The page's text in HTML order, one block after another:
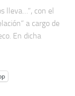
lleva…”, con el
a cargo de
En dicha